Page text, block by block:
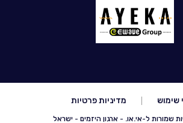
שמורות ל-אי.או. - ארגון היזמים - ישראל
שימוש מדיניות פרטיות